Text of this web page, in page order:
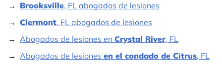
Brooksville, FL abogados de lesiones
Clermont, FL abogados de lesiones
Abogados de lesiones en Crystal River, FL
Abogados de lesiones en el condado de Citrus, FL